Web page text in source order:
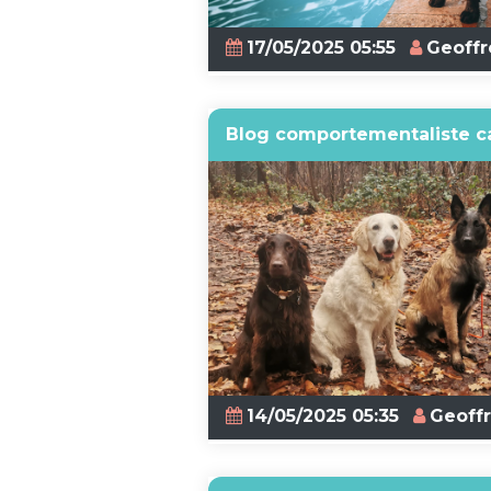
17/05/2025 05:55
Blog comportementaliste
14/05/2025 05:35